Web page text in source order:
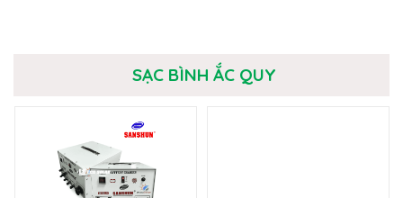
SẠC BÌNH ẮC QUY